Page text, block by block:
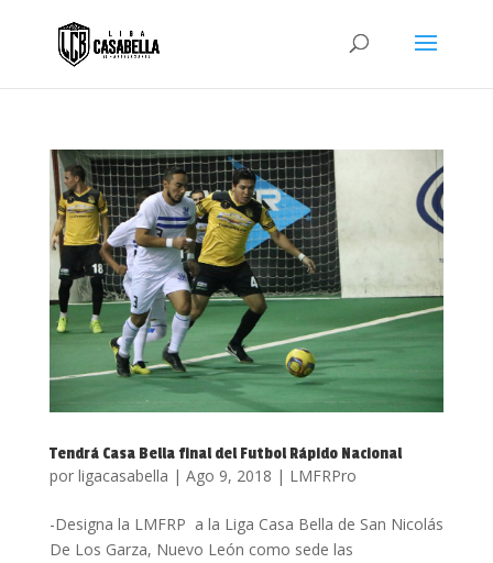
Tendrá Casa Bella final del Futbol Rápido Nacional
por ligacasabella | Ago 9, 2018 | LMFRPro
-Designa la LMFRP a la Liga Casa Bella de San Nicolás
De Los Garza, Nuevo León como sede las